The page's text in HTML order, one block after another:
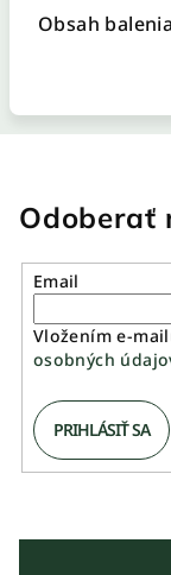
Obsah
Odoberať
Email
Vložením e-
osobných
PRIHLÁSIŤ SA